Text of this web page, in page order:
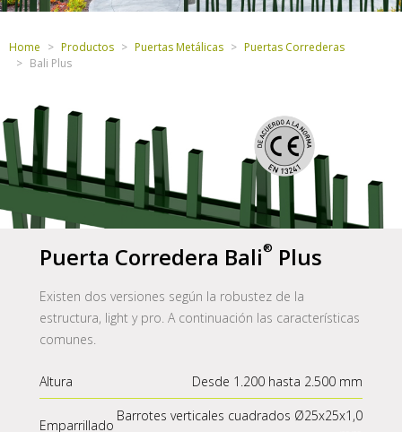
Home Productos Puertas Metálicas
Puertas Correderas
Bali Plus
Puerta Corredera Bali Plus
Existen dos versiones según la robustez de la
estructura, light y pro. A continuación las características
comunes.
Altura Desde 1.200 hasta 2.500 mm
Emparrillado
Barrotes verticales cuadrados Ø25x25x1,0